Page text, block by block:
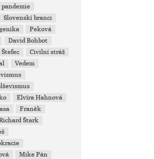
Slovenskí branci
Peková
David Bohbot
Štefec
Civilní stráž
Vedem
Elvíra Hahnová
Franěk
Štark
Mike Pán